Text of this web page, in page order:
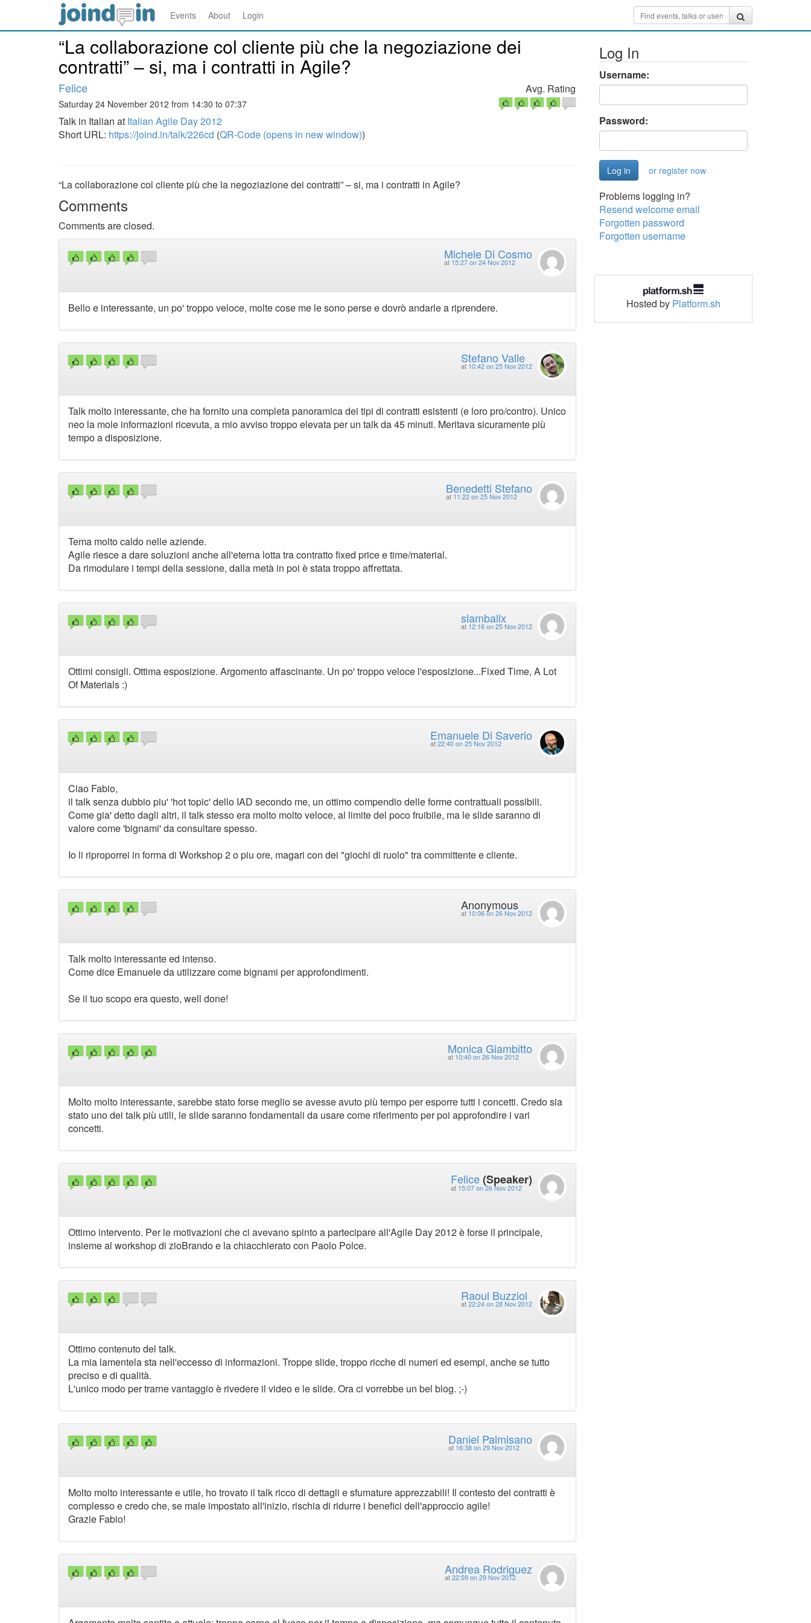
Events About Login
“La collaborazione col cliente più che la negoziazione dei
contratti” – si, ma i contratti in Agile?
Felice
Saturday 24 November 2012 from 14:30 to 07:37
Talk in Italian at Italian Agile Day 2012
Short URL: https://joind.in/talk/226cd (QR-Code (opens in new window))
Avg. Rating
“La collaborazione col cliente più che la negoziazione dei contratti” – si, ma i contratti in Agile?
Comments
Comments are closed.
Michele Di Cosmo
at 15:27 on 24 Nov 2012
Bello e interessante, un po' troppo veloce, molte cose me le sono perse e dovrò andarle a riprendere.
Stefano Valle
at 10:42 on 25 Nov 2012
Talk molto interessante, che ha fornito una completa panoramica dei tipi di contratti esistenti (e loro pro/contro). Unico
neo la mole informazioni ricevuta, a mio avviso troppo elevata per un talk da 45 minuti. Meritava sicuramente più
tempo a disposizione.
Benedetti Stefano
at 11:22 on 25 Nov 2012
Tema molto caldo nelle aziende.
Agile riesce a dare soluzioni anche all'eterna lotta tra contratto fixed price e time/material.
Da rimodulare i tempi della sessione, dalla metà in poi è stata troppo affrettata.
slamballx
at 12:16 on 25 Nov 2012
Ottimi consigli. Ottima esposizione. Argomento affascinante. Un po' troppo veloce l'esposizione...Fixed Time, A Lot
Of Materials :)
Emanuele Di Saverio
at 22:40 on 25 Nov 2012
Ciao Fabio,
il talk senza dubbio piu' 'hot topic' dello IAD secondo me, un ottimo compendio delle forme contrattuali possibili.
Come gia' detto dagli altri, il talk stesso era molto molto veloce, al limite del poco fruibile, ma le slide saranno di
valore come 'bignami' da consultare spesso.
Io li riproporrei in forma di Workshop 2 o piu ore, magari con dei "giochi di ruolo" tra committente e cliente.
Anonymous
at 10:06 on 26 Nov 2012
Talk molto interessante ed intenso.
Come dice Emanuele da utilizzare come bignami per approfondimenti.
Se il tuo scopo era questo, well done!
Monica Giambitto
at 10:40 on 26 Nov 2012
Molto molto interessante, sarebbe stato forse meglio se avesse avuto più tempo per esporre tutti i concetti. Credo sia
stato uno dei talk più utili, le slide saranno fondamentali da usare come riferimento per poi approfondire i vari
concetti.
Felice (Speaker)
at 15:07 on 26 Nov 2012
Ottimo intervento. Per le motivazioni che ci avevano spinto a partecipare all'Agile Day 2012 è forse il principale,
insieme al workshop di zioBrando e la chiacchierato con Paolo Polce.
Raoul Buzziol
at 22:24 on 28 Nov 2012
Ottimo contenuto del talk.
La mia lamentela sta nell'eccesso di informazioni. Troppe slide, troppo ricche di numeri ed esempi, anche se tutto
preciso e di qualità.
L'unico modo per trarne vantaggio è rivedere il video e le slide. Ora ci vorrebbe un bel blog. ;-)
Daniel Palmisano
at 16:38 on 29 Nov 2012
Molto molto interessante e utile, ho trovato il talk ricco di dettagli e sfumature apprezzabili! Il contesto dei contratti è
complesso e credo che, se male impostato all'inizio, rischia di ridurre i benefici dell'approccio agile!
Grazie Fabio!
Andrea Rodriguez
at 22:59 on 29 Nov 2012
Log In
Username:
Password:
or register now
Problems logging in?
Resend welcome email
Forgotten password
Forgotten username
Hosted by Platform.sh